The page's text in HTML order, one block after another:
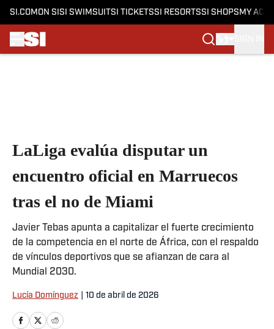
SI.COM ON SI SI SWIMSUITSI TICKETSSI RESORTSSI SHOPS MY
LaLiga evalúa disputar un
encuentro oficial en Marruecos
tras el no de Miami
Javier Tebas apunta a capitalizar el fuerte crecimiento
de la competencia en el norte de África, con el respaldo
de vínculos deportivos que se afianzan de cara al
Mundial 2030.
Lucía Domínguez 10 de abril de 2026